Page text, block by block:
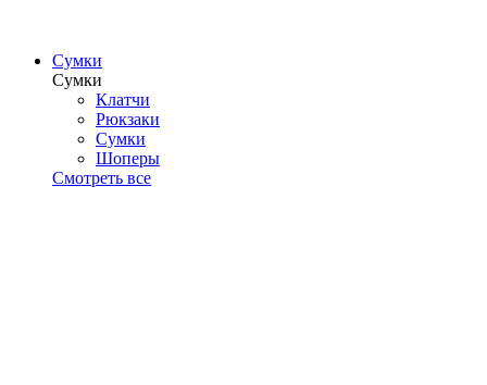
Сумки
Сумки
Клатчи
Рюкзаки
Сумки
Шоперы
Смотреть все